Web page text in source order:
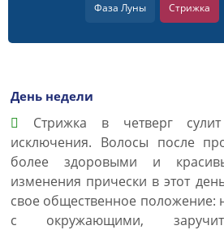
Фаза Луны Стрижка
День недели
Cтрижка в четверг
исключения. Волосы после
более здоровыми и
изменения прически в этот
свое общественное положение:
с окружающими,